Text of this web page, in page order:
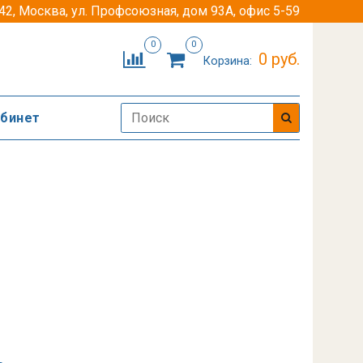
Москва, ул. Профсоюзная, дом 93А, офис 5-59
0 0
Корзина: 0 руб.